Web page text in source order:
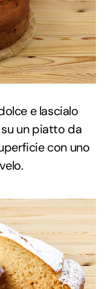
e lascialo
un piatto da
con uno